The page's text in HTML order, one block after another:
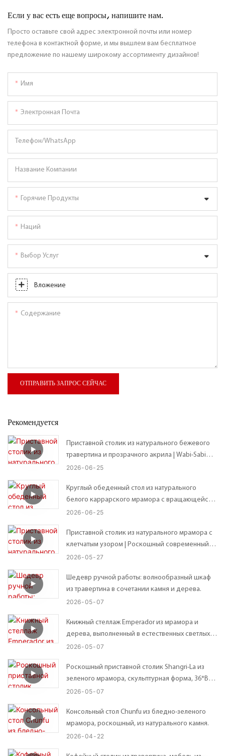
Если у вас есть еще вопросы, напишите нам.
Просто оставьте свой адрес электронной почты или номер
телефона в контактной форме, и мы вышлем вам бесплатное
предложение по нашему широкому ассортименту дизайнов!
Имя
Электронная Почта
Телефон/WhatsApp
Название Компании
Горячие Продукты
Наций
Выбор Услуг
Вложение
Содержание
ОТПРАВИТЬ ЗАПРОС СЕЙЧАС
Рекомендуется
Приставной столик из натурального бежевого
травертина и прозрачного акрила | Wabi-Sabi
Custom Organic Неправильной формы
размеры
2026 06 25
Круглый обеденный стол из натурального
белого каррарского мрамора с вращающейся
подставкой Lazy Susan.
2026 06 25
Приставной столик из натурального мрамора с
клетчатым узором | Роскошный современный
приставной столик – 41*41*В56 см
2026 05 27
Шедевр ручной работы: волнообразный шкаф
из травертина в сочетании камня и дерева.
2026 05 07
Книжный стеллаж Emperador из мрамора и
дерева, выполненный в естественных светлых и
темных тонах, в современном стиле, с открытой
2026 05 07
Роскошный приставной столик Shangri-La из
зеленого мрамора, скульптурная форма, 36*В45
см.
2026 05 07
Консольный стол Chunfu из бледно-зеленого
мрамора, роскошный, из натурального камня.
2026 04 22